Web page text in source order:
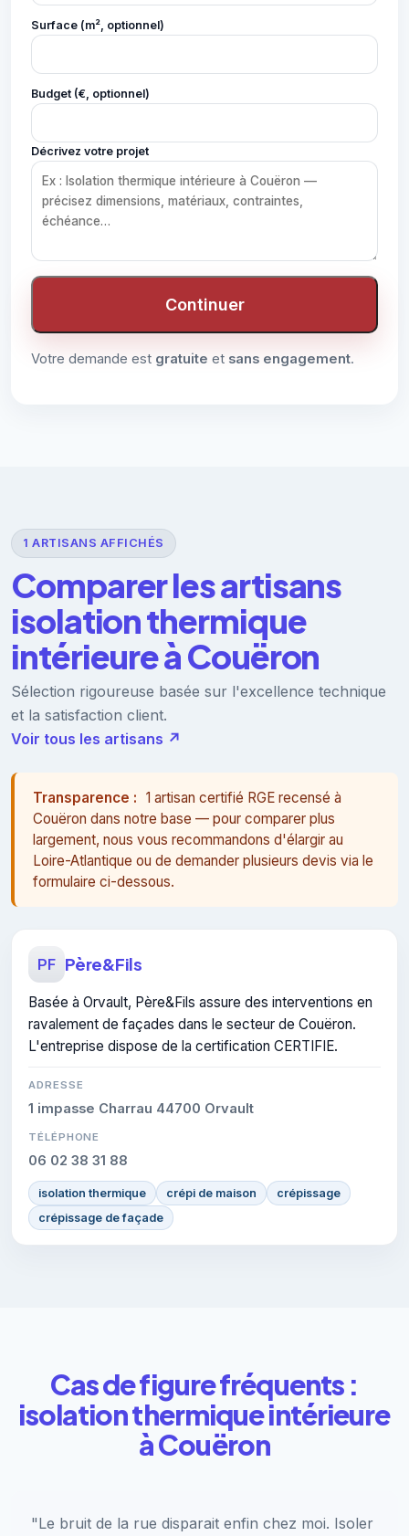
Surface (m², optionnel)
Budget (€, optionnel)
Décrivez votre projet
Continuer
Votre demande est gratuite et sans engagement.
1 ARTISANS AFFICHÉS
Comparer les artisans
isolation thermique
intérieure à Couëron
Sélection rigoureuse basée sur l'excellence technique
et la satisfaction client.
Voir tous les artisans ↗
Transparence : 1 artisan certifié RGE recensé à
Couëron dans notre base — pour comparer plus
largement, nous vous recommandons d'élargir au
Loire-Atlantique ou de demander plusieurs devis via le
formulaire ci-dessous.
PF Père&Fils
Basée à Orvault, Père&Fils assure des interventions en
ravalement de façades dans le secteur de Couëron.
L'entreprise dispose de la certification CERTIFIE.
ADRESSE
1 impasse Charrau 44700 Orvault
TÉLÉPHONE
06 02 38 31 88
isolation thermique crépi de maison
crépissage
crépissage de façade
Cas de figure fréquents :
isolation thermique intérieure
à Couëron
"Le bruit de la rue disparait enfin chez moi. Isoler